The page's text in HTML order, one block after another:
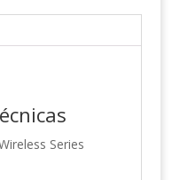
Series